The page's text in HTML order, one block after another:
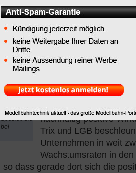
LGB-Fans die
"Donald
die
bei
Dank dreier
zugkräftiger
Lokomotiven
Express noch einmal
zugelegt. Die
seit Anfang 2011
nachhaltig positive
Trix und LGB
Unternehmen in weit
Wachstumsraten in den
dass gerade dort sich die